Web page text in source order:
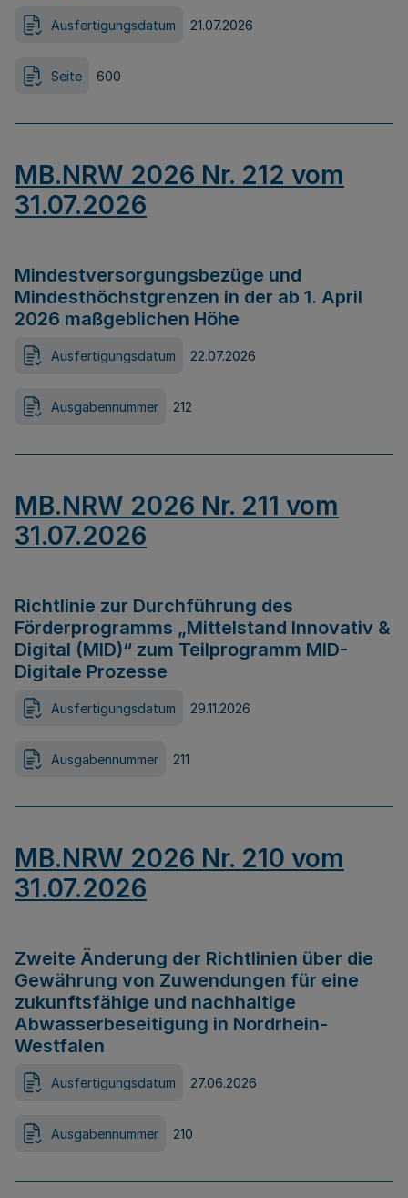
Ausfertigungsdatum 21.07.2026
Seite 600
MB.NRW 2026 Nr. 212 vom
31.07.2026
Mindestversorgungsbezüge und
Mindesthöchstgrenzen in der ab 1. April
2026 maßgeblichen Höhe
Ausfertigungsdatum 22.07.2026
Ausgabennummer 212
MB.NRW 2026 Nr. 211 vom
31.07.2026
Richtlinie zur Durchführung des
Förderprogramms „Mittelstand Innovativ &
Digital (MID)“ zum Teilprogramm MID-
Digitale Prozesse
Ausfertigungsdatum 29.11.2026
Ausgabennummer 211
MB.NRW 2026 Nr. 210 vom
31.07.2026
Zweite Änderung der Richtlinien über die
Gewährung von Zuwendungen für eine
zukunftsfähige und nachhaltige
Abwasserbeseitigung in Nordrhein-
Westfalen
Ausfertigungsdatum 27.06.2026
Ausgabennummer 210